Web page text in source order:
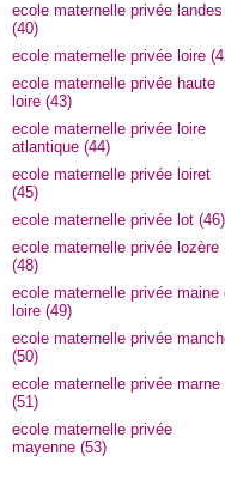
ecole maternelle privée landes
(40)
ecole maternelle privée loire
ecole maternelle privée haute
loire (43)
ecole maternelle privée loire
atlantique (44)
ecole maternelle privée loiret
(45)
ecole maternelle privée lot (46)
ecole maternelle privée lozère
(48)
ecole maternelle privée maine
loire (49)
ecole maternelle privée
(50)
ecole maternelle privée marne
(51)
ecole maternelle privée
mayenne (53)